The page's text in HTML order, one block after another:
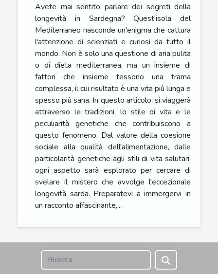
Avete mai sentito parlare dei segreti della
longevità in Sardegna? Quest'isola del
Mediterraneo nasconde un'enigma che cattura
l'attenzione di scienziati e curiosi da tutto il
mondo. Non è solo una questione di aria pulita
o di dieta mediterranea, ma un insieme di
fattori che insieme tessono una trama
complessa, il cui risultato è una vita più lunga e
spesso più sana. In questo articolo, si viaggerà
attraverso le tradizioni, lo stile di vita e le
peculiarità genetiche che contribuiscono a
questo fenomeno. Dal valore della coesione
sociale alla qualità dell'alimentazione, dalle
particolarità genetiche agli stili di vita salutari,
ogni aspetto sarà esplorato per cercare di
svelare il mistero che avvolge l'eccezionale
longevità sarda. Preparatevi a immergervi in
un racconto affascinante,...